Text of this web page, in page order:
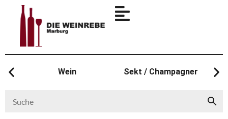
Wein Sekt / Champagner